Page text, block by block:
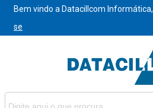
Bem vindo a Datacillcom
se